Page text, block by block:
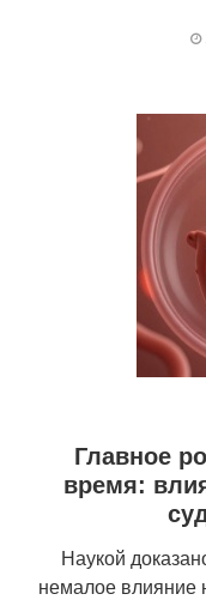
Главное
время:
Наукой
немалое влияние